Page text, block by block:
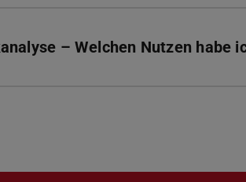
– Welchen Nutzen habe